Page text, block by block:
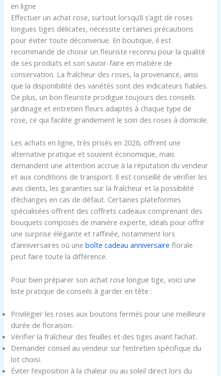
en ligne
Effectuer un achat rose, surtout lorsqu’il s’agit de roses
longues tiges délicates, nécessite certaines précautions
pour éviter toute déconvenue. En boutique, il est
recommandé de choisir un fleuriste reconnu pour la qualité
de ses produits et son savoir-faire en matière de
conservation. La fraîcheur des roses, la provenance, ainsi
que la disponibilité des variétés sont des indicateurs fiables.
De plus, un bon fleuriste prodigue toujours des conseils
jardinage et entretien fleurs adaptés à chaque type de
rose, ce qui facilite grandement le soin des roses à domicile.
Les achats en ligne, très prisés en 2026, offrent une
alternative pratique et souvent économique, mais
demandent une attention accrue à la réputation du vendeur
et aux conditions de transport. Il est conseillé de vérifier les
avis clients, les garanties sur la fraîcheur et la possibilité
d’échanges en cas de défaut. Certaines plateformes
spécialisées offrent des coffrets cadeaux comprenant des
bouquets composés de manière experte, idéals pour offrir
une surprise élégante et raffinée, notamment lors
d’anniversaires où uneboîte cadeau anniversaire florale
peut faire toute la différence.
Pour bien préparer son achat rose longue tige, voici une
liste pratique de conseils à garder en tête :
Privilégier les roses aux boutons fermés pour une meilleure
durée de floraison.
Vérifier la fraîcheur des feuilles et des tiges avant l’achat.
Demander conseil au vendeur sur l’entretien spécifique du
lot choisi.
Éviter l’exposition à la chaleur ou au soleil direct lors du